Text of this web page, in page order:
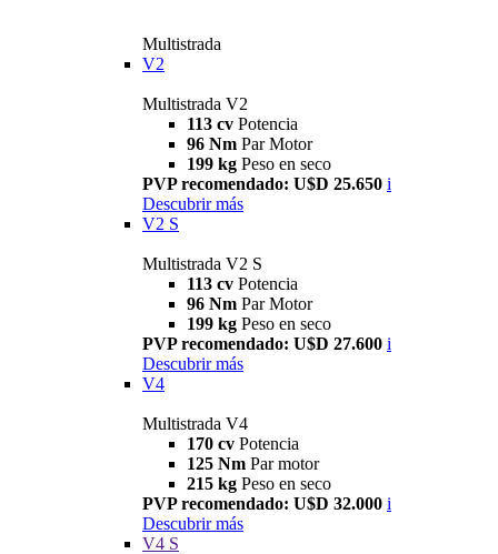
Multistrada
V2
Multistrada V2
113 cv Potencia
96 Nm Par Motor
199 kg Peso en seco
PVP recomendado: U$D 25.650 i
Descubrir más
V2 S
Multistrada V2 S
113 cv Potencia
96 Nm Par Motor
199 kg Peso en seco
PVP recomendado: U$D 27.600 i
Descubrir más
V4
Multistrada V4
170 cv Potencia
125 Nm Par motor
215 kg Peso en seco
PVP recomendado: U$D 32.000 i
Descubrir más
V4 S